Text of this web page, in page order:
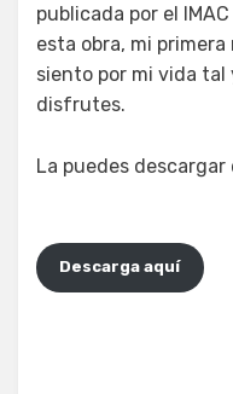
publicada por el
esta obra, mi
siento por mi vida tal
disfrutes.
La puedes descargar
Descarga aquí